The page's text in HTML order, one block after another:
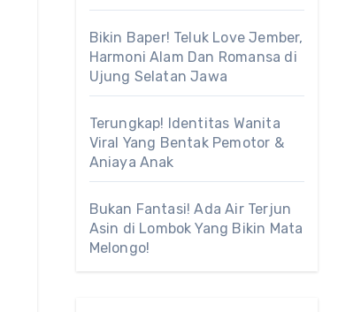
Bikin Baper! Teluk Love Jember,
Harmoni Alam Dan Romansa di
Ujung Selatan Jawa
Terungkap! Identitas Wanita
Viral Yang Bentak Pemotor &
Aniaya Anak
Bukan Fantasi! Ada Air Terjun
Asin di Lombok Yang Bikin Mata
Melongo!